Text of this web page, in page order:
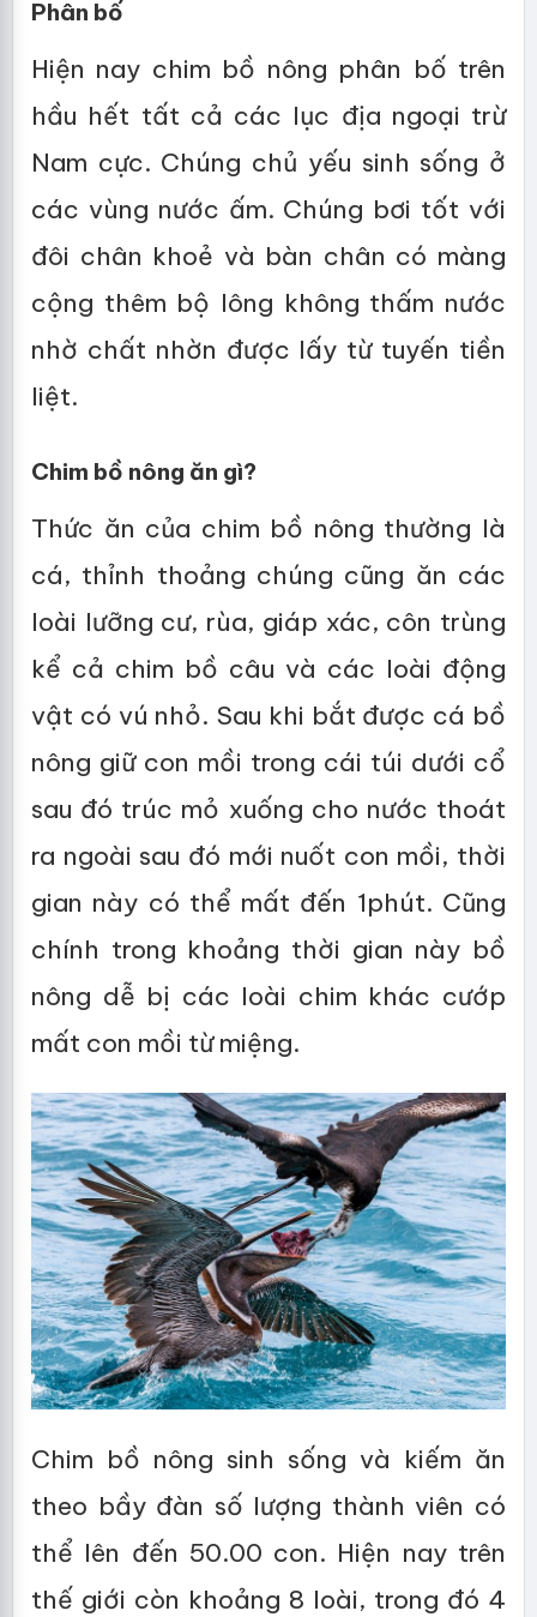
Phân bố
Hiện nay chim bồ nông phân bố trên
hầu hết tất cả các lục địa ngoại trừ
Nam cực. Chúng chủ yếu sinh sống ở
các vùng nước ấm. Chúng bơi tốt với
đôi chân khoẻ và bàn chân có màng
cộng thêm bộ lông không thấm nước
nhờ chất nhờn được lấy từ tuyến tiền
liệt.
Chim bồ nông ăn gì?
Thức ăn của chim bồ nông thường là
cá, thỉnh thoảng chúng cũng ăn các
loài lưỡng cư, rùa, giáp xác, côn trùng
kể cả chim bồ câu và các loài động
vật có vú nhỏ. Sau khi bắt được cá bồ
nông giữ con mồi trong cái túi dưới cổ
sau đó trúc mỏ xuống cho nước thoát
ra ngoài sau đó mới nuốt con mồi, thời
gian này có thể mất đến 1phút. Cũng
chính trong khoảng thời gian này bồ
nông dễ bị các loài chim khác cướp
mất con mồi từ miệng.
Chim bồ nông sinh sống và kiếm ăn
theo bầy đàn số lượng thành viên có
thể lên đến 50.00 con. Hiện nay trên
thế giới còn khoảng 8 loài, trong đó 4